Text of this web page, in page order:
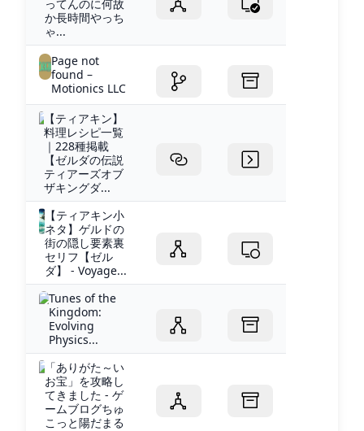
ってんのに何故
か長時間やっち
ゃ...
Page not
found –
Motionics LLC
【ティアキン】
料理レシピ一覧
｜228種掲載
【ゼルダの伝説
ティアーズオブ
ザキングダ...
【ティアキン小
ネタ】ゲルドの
街の隠し要素裏
セリフ【ゼル
ダ】 - Voyage...
Tunes of the
Kingdom:
Evolving
Physics...
「ありがた～い
お宝」を攻略し
てきました - ゲ
ームブログちゅ
こっと陽だまる